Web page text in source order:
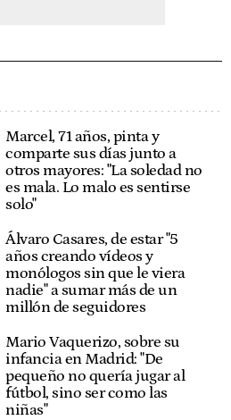
Marcel, 71 años, pinta y
comparte sus días junto a
otros mayores: "La soledad no
es mala. Lo malo es sentirse
solo"
Álvaro Casares, de estar "5
años creando vídeos y
monólogos sin que le viera
nadie" a sumar más de un
millón de seguidores
Mario Vaquerizo, sobre su
infancia en Madrid: "De
pequeño no quería jugar al
fútbol, sino ser como las
niñas"